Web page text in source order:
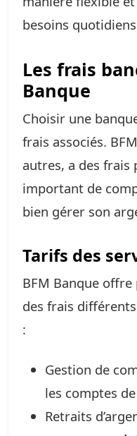
besoins
Les frais
Banque
Choisir une
frais associés.
autres, a des frais
important de
bien gérer son
Tarifs des
BFM Banque offre
des frais
:
Gestion de
les comptes
Retraits